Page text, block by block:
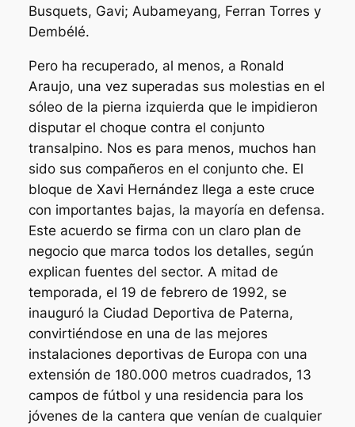
Busquets, Gavi; Aubameyang, Ferran Torres y
Dembélé.
Pero ha recuperado, al menos, a Ronald
Araujo, una vez superadas sus molestias en el
sóleo de la pierna izquierda que le impidieron
disputar el choque contra el conjunto
transalpino. Nos es para menos, muchos han
sido sus compañeros en el conjunto che. El
bloque de Xavi Hernández llega a este cruce
con importantes bajas, la mayoría en defensa.
Este acuerdo se firma con un claro plan de
negocio que marca todos los detalles, según
explican fuentes del sector. A mitad de
temporada, el 19 de febrero de 1992, se
inauguró la Ciudad Deportiva de Paterna,
convirtiéndose en una de las mejores
instalaciones deportivas de Europa con una
extensión de 180.000 metros cuadrados, 13
campos de fútbol y una residencia para los
jóvenes de la cantera que venían de cualquier